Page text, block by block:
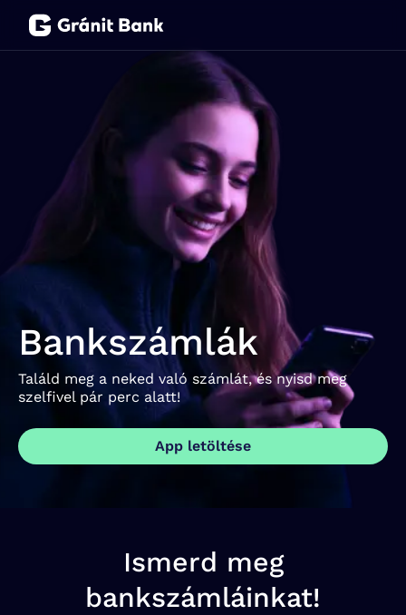
Vállalkozásoknak
Fiataloknak
Befektetőknek
Netbank
Bankszámlák
Találd meg a neked való számlát, és nyisd meg
szelfivel pár perc alatt!
App letöltése
Ismerd meg
bankszámláinkat!